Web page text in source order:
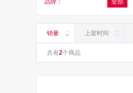
品牌： 全部
销量 上架时间
共有2个商品